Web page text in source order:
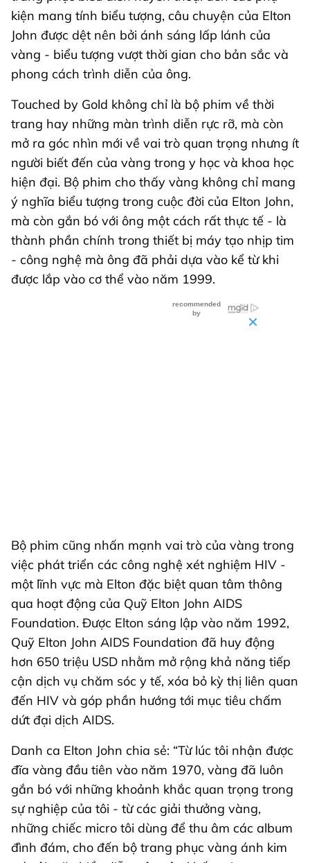
kiện mang tính biểu tượng, câu chuyện của Elton
John được dệt nên bởi ánh sáng lấp lánh của
vàng - biểu tượng vượt thời gian cho bản sắc và
phong cách trình diễn của ông.
Touched by Gold không chỉ là bộ phim về thời
trang hay những màn trình diễn rực rỡ, mà còn
mở ra góc nhìn mới về vai trò quan trọng nhưng ít
người biết đến của vàng trong y học và khoa học
hiện đại. Bộ phim cho thấy vàng không chỉ mang
ý nghĩa biểu tượng trong cuộc đời của Elton John,
mà còn gắn bó với ông một cách rất thực tế - là
thành phần chính trong thiết bị máy tạo nhịp tim
- công nghệ mà ông đã phải dựa vào kể từ khi
được lắp vào cơ thể vào năm 1999.
Bộ phim cũng nhấn mạnh vai trò của vàng trong
việc phát triển các công nghệ xét nghiệm HIV -
một lĩnh vực mà Elton đặc biệt quan tâm thông
qua hoạt động của Quỹ Elton John AIDS
Foundation. Được Elton sáng lập vào năm 1992,
Quỹ Elton John AIDS Foundation đã huy động
hơn 650 triệu USD nhằm mở rộng khả năng tiếp
cận dịch vụ chăm sóc y tế, xóa bỏ kỳ thị liên quan
đến HIV và góp phần hướng tới mục tiêu chấm
dứt đại dịch AIDS.
Danh ca Elton John chia sẻ: “Từ lúc tôi nhận được
đĩa vàng đầu tiên vào năm 1970, vàng đã luôn
gắn bó với những khoảnh khắc quan trọng trong
sự nghiệp của tôi - từ các giải thưởng vàng,
những chiếc micro tôi dùng để thu âm các album
đình đám, cho đến bộ trang phục vàng ánh kim